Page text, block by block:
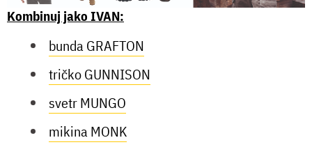
Kombinuj jako IVAN:
bunda GRAFTON
tričko GUNNISON
svetr MUNGO
mikina MONK